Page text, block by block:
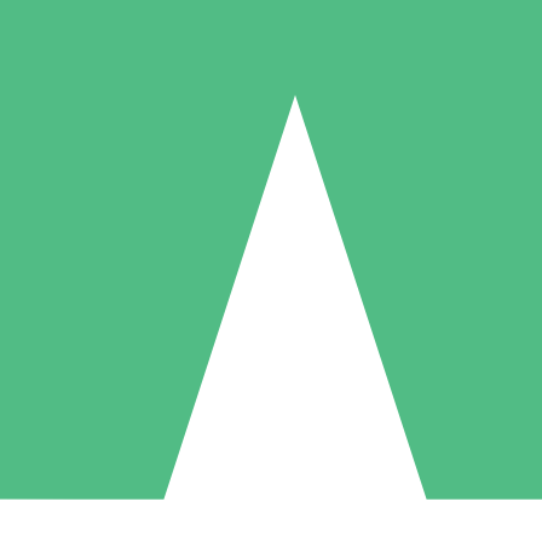
Individuelle Credit-Pakete
nach Bedarf mit Download-Credits. Keine monatliche Verpflichtung